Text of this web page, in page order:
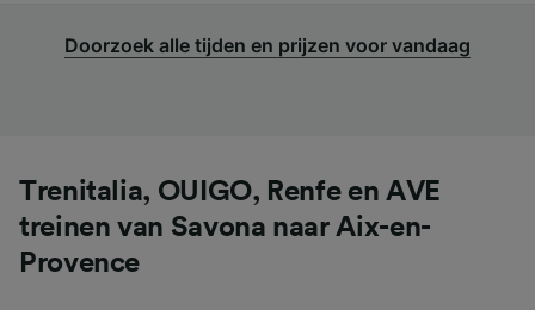
Doorzoek alle tijden en prijzen voor vandaag
Trenitalia, OUIGO, Renfe en AVE
treinen van Savona naar Aix-en-
Provence